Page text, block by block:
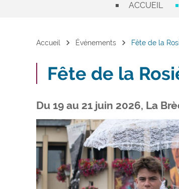
ACCUEIL
Accueil chevron_right Événements chevron_right Fête de la
Fête de la
Du 19 au 21 juin 2026, La